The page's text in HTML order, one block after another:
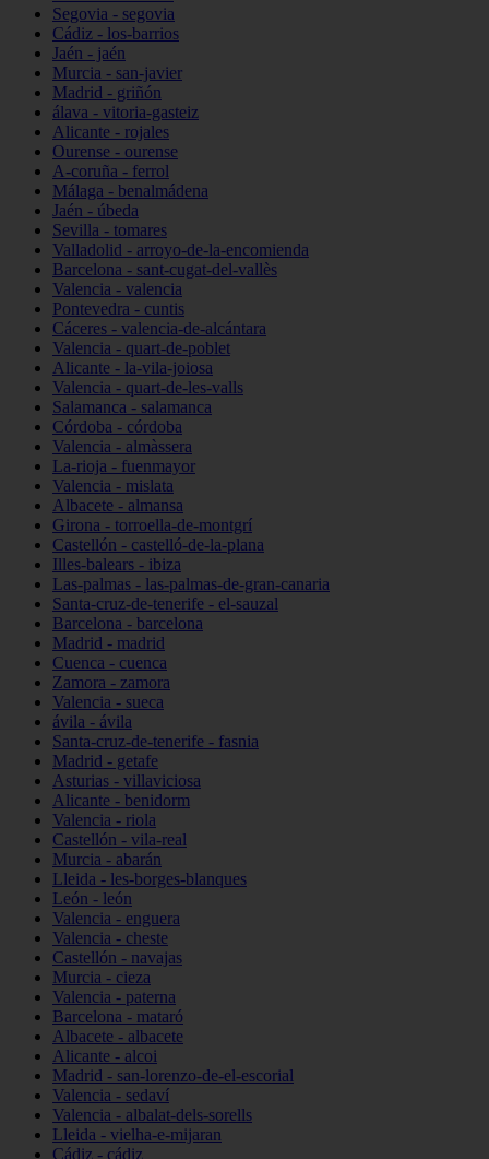
Segovia - segovia
Cádiz - los-barrios
Jaén - jaén
Murcia - san-javier
Madrid - griñón
álava - vitoria-gasteiz
Alicante - rojales
Ourense - ourense
A-coruña - ferrol
Málaga - benalmádena
Jaén - úbeda
Sevilla - tomares
Valladolid - arroyo-de-la-encomienda
Barcelona - sant-cugat-del-vallès
Valencia - valencia
Pontevedra - cuntis
Cáceres - valencia-de-alcántara
Valencia - quart-de-poblet
Alicante - la-vila-joiosa
Valencia - quart-de-les-valls
Salamanca - salamanca
Córdoba - córdoba
Valencia - almàssera
La-rioja - fuenmayor
Valencia - mislata
Albacete - almansa
Girona - torroella-de-montgrí
Castellón - castelló-de-la-plana
Illes-balears - ibiza
Las-palmas - las-palmas-de-gran-canaria
Santa-cruz-de-tenerife - el-sauzal
Barcelona - barcelona
Madrid - madrid
Cuenca - cuenca
Zamora - zamora
Valencia - sueca
ávila - ávila
Santa-cruz-de-tenerife - fasnia
Madrid - getafe
Asturias - villaviciosa
Alicante - benidorm
Valencia - riola
Castellón - vila-real
Murcia - abarán
Lleida - les-borges-blanques
León - león
Valencia - enguera
Valencia - cheste
Castellón - navajas
Murcia - cieza
Valencia - paterna
Barcelona - mataró
Albacete - albacete
Alicante - alcoi
Madrid - san-lorenzo-de-el-escorial
Valencia - sedaví
Valencia - albalat-dels-sorells
Lleida - vielha-e-mijaran
Cádiz - cádiz